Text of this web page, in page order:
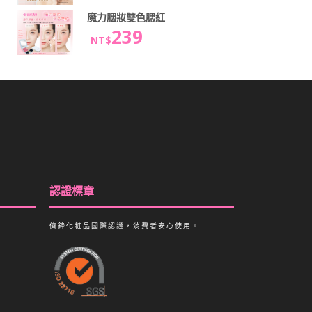
魔力胭妝雙色腮紅
NT$239
認證標章
儕鋒化粧品國際認證，消費者安心使用。